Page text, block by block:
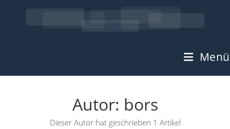
Menü
Autor: bors
Dieser Autor hat geschrieben 1 Artikel